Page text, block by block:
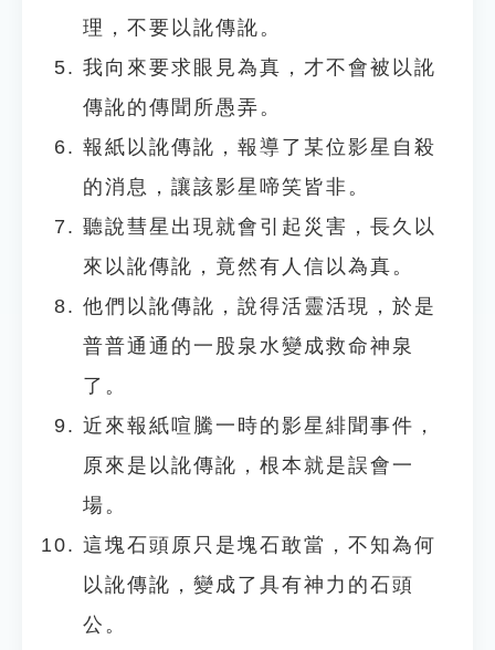
理，不要以訛傳訛。
我向來要求眼見為真，才不會被以訛
傳訛的傳聞所愚弄。
報紙以訛傳訛，報導了某位影星自殺
的消息，讓該影星啼笑皆非。
聽說彗星出現就會引起災害，長久以
來以訛傳訛，竟然有人信以為真。
他們以訛傳訛，說得活靈活現，於是
普普通通的一股泉水變成救命神泉
了。
近來報紙喧騰一時的影星緋聞事件，
原來是以訛傳訛，根本就是誤會一
場。
這塊石頭原只是塊石敢當，不知為何
以訛傳訛，變成了具有神力的石頭
公。